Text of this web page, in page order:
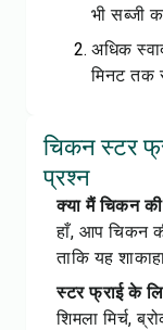
भी सब्जी
अधिक
मिनट तक
चिकन स्टर
प्रश्न
क्या मैं चिकन
हाँ, आप चिकन
ताकि यह
स्टर फ्राई के
शिमला मिर्च,